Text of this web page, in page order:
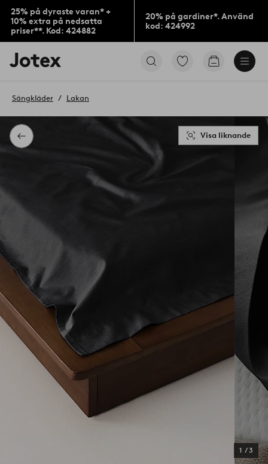
25% på dyraste varan* +
10% extra på nedsatta
priser**. Kod: 424882
20% på gardiner*. Använd
kod: 424992
Jotex
logotyp
till
Gå
Gå
Tillbaka
Sängkläder Lakan
1 /3
Visa liknande